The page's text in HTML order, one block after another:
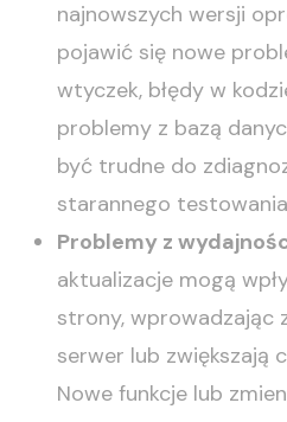
najnowszych wersji
pojawić się nowe
wtyczek, błędy w
problemy z bazą
być trudne do
starannego
Problemy z
aktualizacje mogą
strony, wprowadzając
serwer lub zwiększają
Nowe funkcje lub